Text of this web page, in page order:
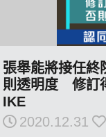
HK.
All
rights
reserved.
張舉能將接任
則透明度 修訂
IKE
2020.12.31